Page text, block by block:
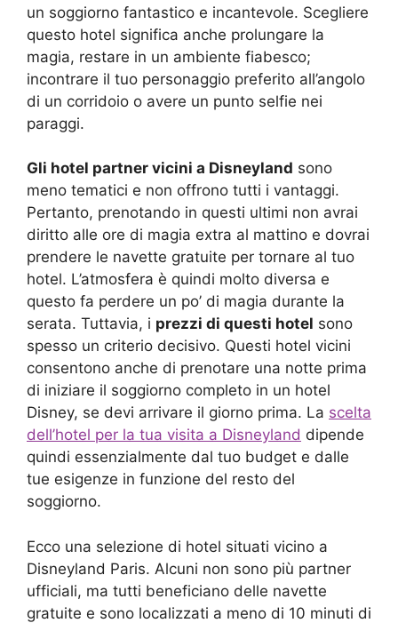
un soggiorno fantastico e incantevole. Scegliere
questo hotel significa anche prolungare la
magia, restare in un ambiente fiabesco;
incontrare il tuo personaggio preferito all’angolo
di un corridoio o avere un punto selfie nei
paraggi.
Gli hotel partner vicini a Disneyland sono
meno tematici e non offrono tutti i vantaggi.
Pertanto, prenotando in questi ultimi non avrai
diritto alle ore di magia extra al mattino e dovrai
prendere le navette gratuite per tornare al tuo
hotel. L’atmosfera è quindi molto diversa e
questo fa perdere un po’ di magia durante la
serata. Tuttavia, i prezzi di questi hotel sono
spesso un criterio decisivo. Questi hotel vicini
consentono anche di prenotare una notte prima
di iniziare il soggiorno completo in un hotel
Disney, se devi arrivare il giorno prima. La scelta
dell’hotel per la tua visita a Disneyland dipende
quindi essenzialmente dal tuo budget e dalle
tue esigenze in funzione del resto del
soggiorno.
Ecco una selezione di hotel situati vicino a
Disneyland Paris. Alcuni non sono più partner
ufficiali, ma tutti beneficiano delle navette
gratuite e sono localizzati a meno di 10 minuti di